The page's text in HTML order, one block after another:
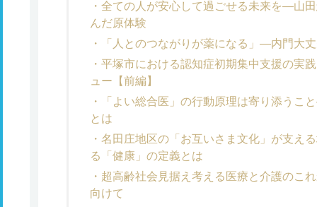
全ての人が安心して過ごせる未来を―山
んだ原体験
「人とのつながりが薬になる」―内門大
平塚市における認知症初期集中支援の実
ュー【前編】
「よい総合医」の行動原理は寄り添うこ
とは
名田庄地区の「お互いさま文化」が支え
る「健康」の定義とは
超高齢社会見据え考える医療と介護のこ
向けて